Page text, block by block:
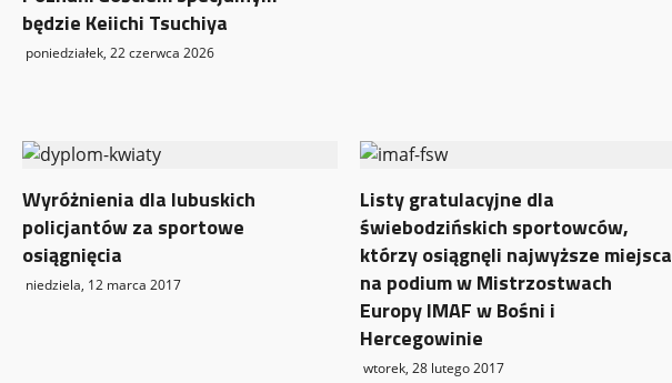
y
będzie Keiichi Tsuchiya
poniedziałek, 22 czerwca 2026
Wyróżnienia dla lubuskich
policjantów za sportowe
osiągnięcia
niedziela, 12 marca 2017
Listy gratulacyjne dla
świebodzińskich sportowców,
którzy osiągnęli najwyższe miejsca
na podium w Mistrzostwach
Europy IMAF w Bośni i
Hercegowinie
wtorek, 28 lutego 2017